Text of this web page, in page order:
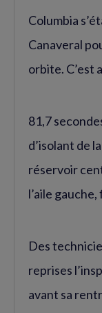
Columbia
Canaveral
orbite. C’est
81,7
d’isolant de
réservoir
l’aile
Des
reprises
avant sa